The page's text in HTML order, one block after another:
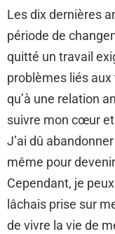
Les dix dernières
période de
quitté un travail
problèmes liés
qu’à une relation
suivre mon cœur
J’ai dû
même pour
Cependant, je
lâchais prise sur
de vivre la vie de